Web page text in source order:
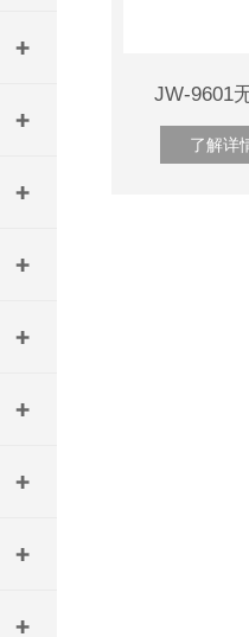
JW-9601
了解详